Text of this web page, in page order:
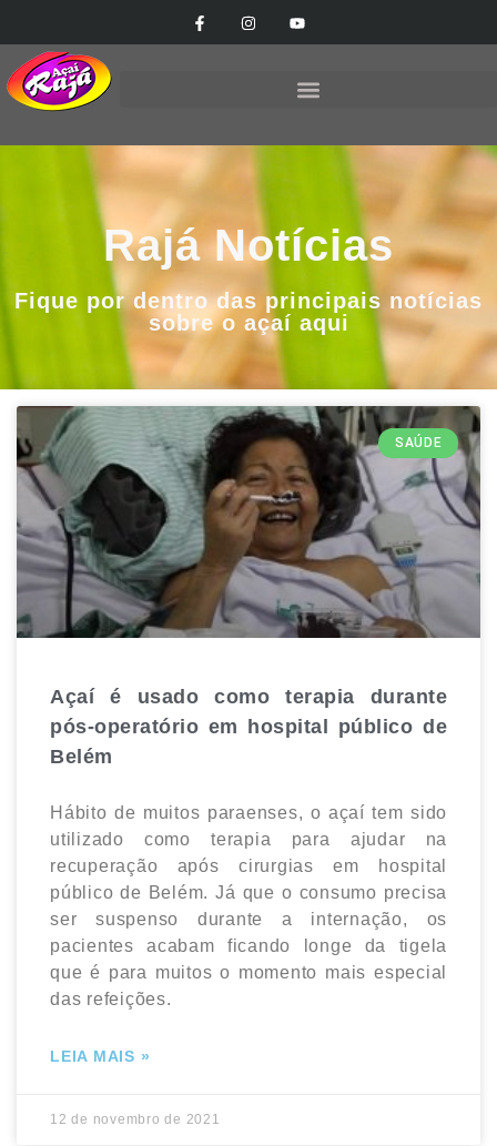
Rajá Notícias
Fique por dentro das principais notícias
sobre o açaí aqui
SAÚDE
Açaí é usado como terapia durante
pós-operatório em hospital público de
Belém
Hábito de muitos paraenses, o açaí tem sido
utilizado como terapia para ajudar na
recuperação após cirurgias em hospital
público de Belém. Já que o consumo precisa
ser suspenso durante a internação, os
pacientes acabam ficando longe da tigela
que é para muitos o momento mais especial
das refeições.
LEIA MAIS »
12 de novembro de 2021